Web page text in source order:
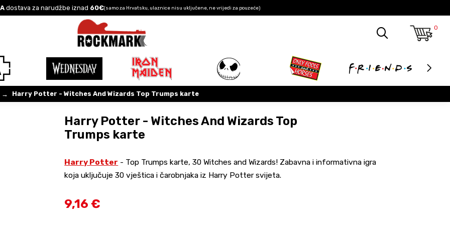
dostava za narudžbe iznad 60€(samo za Hrvatsku, ulaznice nisu uključene, ne vrijedi za pouzeće)
0
→ Harry Potter - Witches And Wizards Top Trumps karte
Harry Potter - Witches And Wizards Top
Trumps karte
Harry Potter - Top Trumps karte, 30 Witches and Wizards! Zabavna i informativna igra
koja uključuje 30 vještica i čarobnjaka iz Harry Potter svijeta.
9,16 €